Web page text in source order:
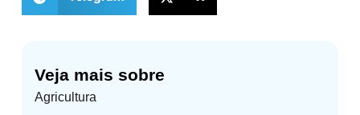
Veja mais sobre
Agricultura